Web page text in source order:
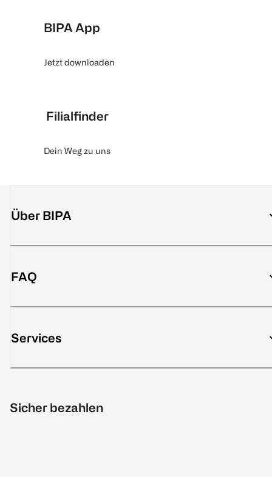
BIPA App
Jetzt downloaden
Filialfinder
Dein Weg zu uns
Über BIPA
FAQ
Services
Sicher bezahlen